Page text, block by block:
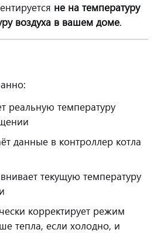
не на температуру
воздуха в вашем доме.
реальную температуру
данные в контроллер котла
текущую температуру
корректирует режим
тепла, если холодно, и